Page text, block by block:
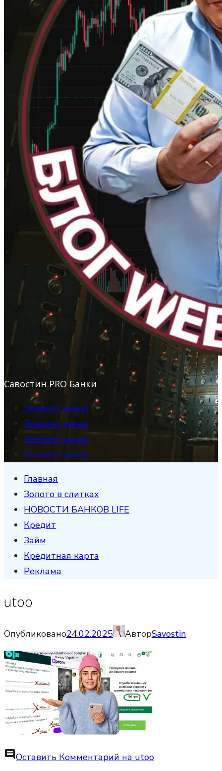
Савостин PRO Банки
Элемент меню
Элемент меню
Элемент меню
Элемент меню
Главная
Золото в слитках
НОВОСТИ БАНКОВ LIFE
Кредит
Займ
Кредитная карта
Реклама
utoo
Опубликовано24.02.2025 АвторSavostin
commentОставить Комментарий на utoo